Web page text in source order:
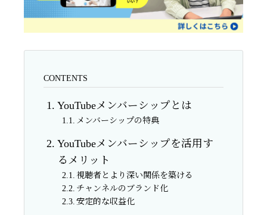
CONTENTS
YouTubeメンバーシップとは
メンバーシップの特典
YouTubeメンバーシップを活用す
るメリット
視聴者とより深い関係を築ける
チャンネルのブランド化
安定的な収益化